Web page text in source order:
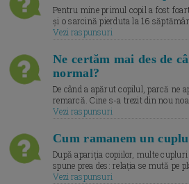
Pentru mine primul copil a fost
și o sarcină pierduta la 16
Vezi raspunsuri
Ne certăm mai des de
normal?
De când a apărut copilul, parcă ne
remarcă. Cine s-a trezit din nou
Vezi raspunsuri
Cum ramanem un
După apariția copiilor, multe cupluri
spune prea des: relația se mută pe
Vezi raspunsuri